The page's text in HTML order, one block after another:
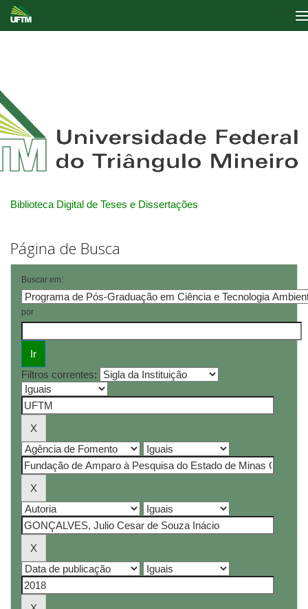
Biblioteca Digital de Teses e Dissertações
Página de Busca
Buscar em:
por
Filtros correntes: